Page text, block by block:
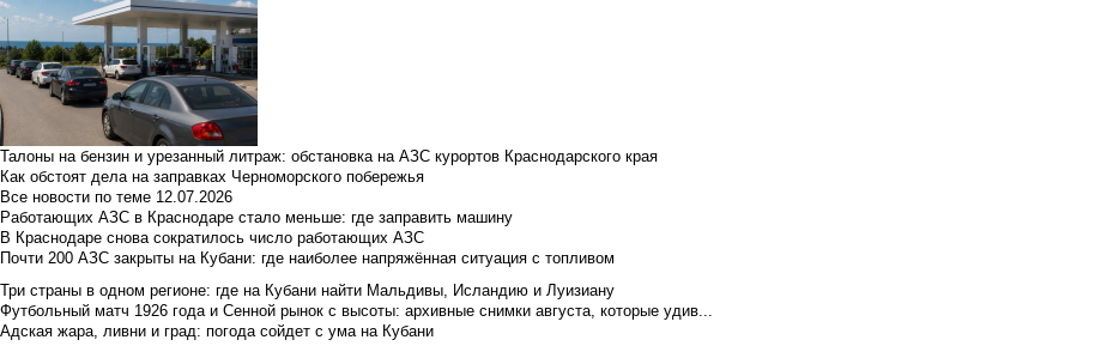
Талоны на бензин и урезанный литраж: обстановка на АЗС курортов Краснодарского края
Как обстоят дела на заправках Черноморского побережья
Все новости по теме 12.07.2026
Работающих АЗС в Краснодаре стало меньше: где заправить машину
В Краснодаре снова сократилось число работающих АЗС
Почти 200 АЗС закрыты на Кубани: где наиболее напряжённая ситуация с топливом
Три страны в одном регионе: где на Кубани найти Мальдивы, Исландию и Луизиану
Футбольный матч 1926 года и Сенной рынок с высоты: архивные снимки августа, которые удив...
Адская жара, ливни и град: погода сойдет с ума на Кубани